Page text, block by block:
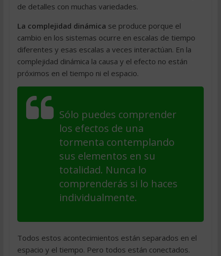
de detalles con muchas variedades.
La complejidad dinámica se produce porque el
cambio en los sistemas ocurre en escalas de tiempo
diferentes y esas escalas a veces interactúan. En la
complejidad dinámica la causa y el efecto no están
próximos en el tiempo ni el espacio.
Sólo puedes comprender
los efectos de una
tormenta contemplando
sus elementos en su
totalidad. Nunca lo
comprenderás si lo haces
individualmente.
Todos estos acontecimientos están separados en el
espacio y el tiempo. Pero todos están conectados.